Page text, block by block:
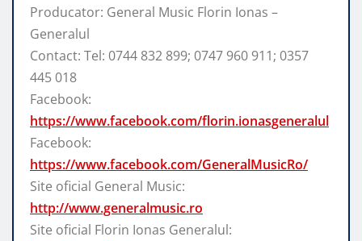
Producator: General Music Florin Ionas –
Generalul
Contact: Tel: 0744 832 899; 0747 960 911; 0357
445 018
Facebook:
https://www.facebook.com/florin.ionasgeneralul
Facebook:
https://www.facebook.com/GeneralMusicRo/
Site oficial General Music:
http://www.generalmusic.ro
Site oficial Florin Ionas Generalul: